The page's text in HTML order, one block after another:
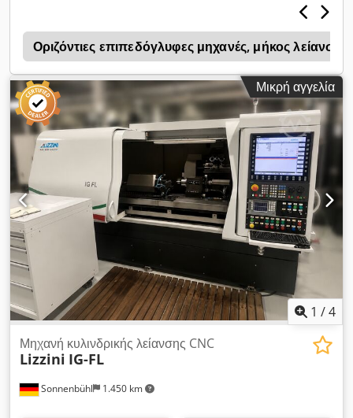
- Σύστημα μέτρησης εργαλείων: Marposs - Δεξαμενή ψυκτικού
υγρού * με φίλτρο χαρτιού * με ψύξη ψυκτικού υγρού
Οριζόντιες επιπεδόγλυφες μηχανές, μήκος
Μικρή αγγελία
1 /4
Sonnenbühl 1.450 km
Μηχανή κυλινδρικής λείανσης CNC
Lizzini IG-FL